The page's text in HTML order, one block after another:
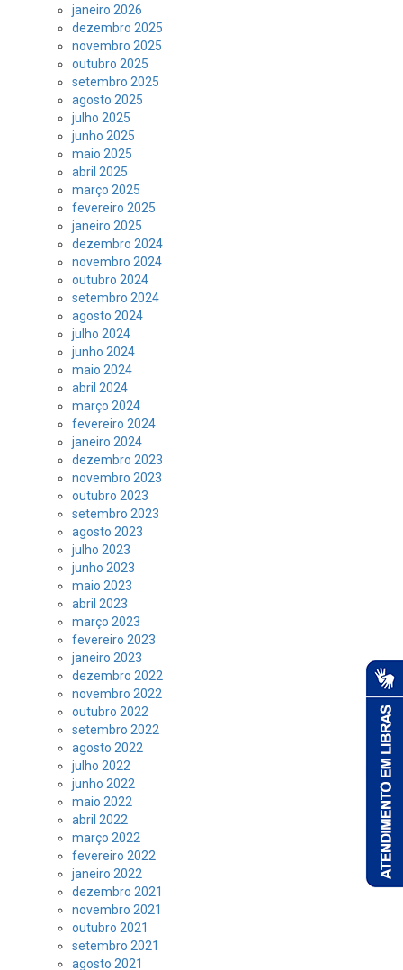
janeiro 2026
dezembro 2025
novembro 2025
outubro 2025
setembro 2025
agosto 2025
julho 2025
junho 2025
maio 2025
abril 2025
março 2025
fevereiro 2025
janeiro 2025
dezembro 2024
novembro 2024
outubro 2024
setembro 2024
agosto 2024
julho 2024
junho 2024
maio 2024
abril 2024
março 2024
fevereiro 2024
janeiro 2024
dezembro 2023
novembro 2023
outubro 2023
setembro 2023
agosto 2023
julho 2023
junho 2023
maio 2023
abril 2023
março 2023
fevereiro 2023
janeiro 2023
dezembro 2022
novembro 2022
outubro 2022
setembro 2022
agosto 2022
julho 2022
junho 2022
maio 2022
abril 2022
março 2022
fevereiro 2022
janeiro 2022
dezembro 2021
novembro 2021
outubro 2021
setembro 2021
agosto 2021